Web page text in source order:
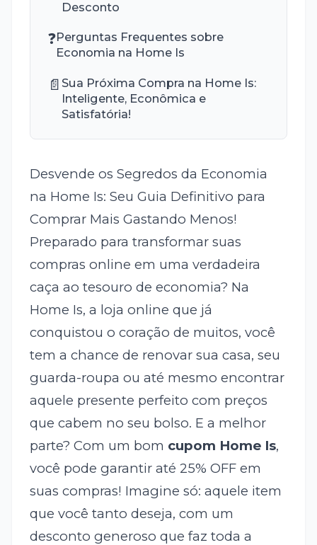
Desconto
❓Perguntas Frequentes sobre
Economia na Home Is
📄 Sua Próxima Compra na Home Is:
Inteligente, Econômica e
Satisfatória!
Desvende os Segredos da Economia
na Home Is: Seu Guia Definitivo para
Comprar Mais Gastando Menos!
Preparado para transformar suas
compras online em uma verdadeira
caça ao tesouro de economia? Na
Home Is, a loja online que já
conquistou o coração de muitos, você
tem a chance de renovar sua casa, seu
guarda-roupa ou até mesmo encontrar
aquele presente perfeito com preços
que cabem no seu bolso. E a melhor
parte? Com um bom cupom Home Is,
você pode garantir até 25% OFF em
suas compras! Imagine só: aquele item
que você tanto deseja, com um
desconto generoso que faz toda a